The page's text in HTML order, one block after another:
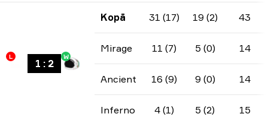
L
1 : 2
W
Kopā 31 (17) 19 (2) 43
Mirage 11 (7) 5 (0) 14
Ancient 16 (9) 9 (0) 14
Inferno 4 (1) 5 (2) 15